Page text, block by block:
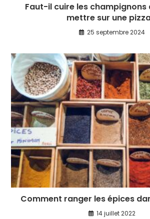
Faut-il cuire les champignons
mettre sur une
25 septembre 2024
Comment ranger les épices
14 juillet 2022